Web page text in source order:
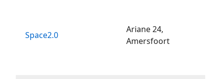
Space2.0
Ariane 24,
Amersfoort